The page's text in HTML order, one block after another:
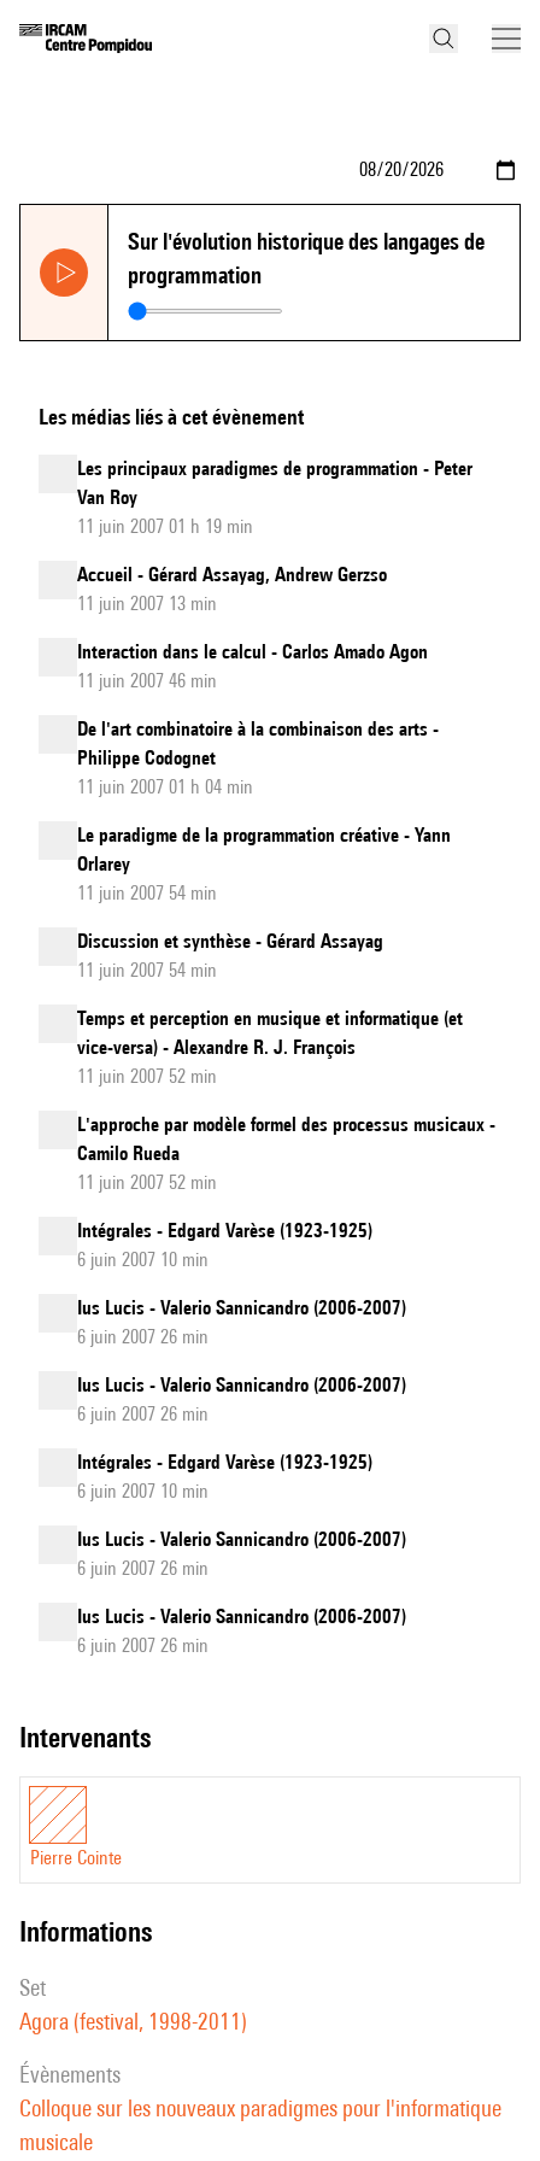
Sur l'évolution historique des langages de
programmation
Les médias liés à cet évènement
Les principaux paradigmes de programmation - Peter
Van Roy
11 juin 2007 01 h 19 min
Accueil - Gérard Assayag, Andrew Gerzso
11 juin 2007 13 min
Interaction dans le calcul - Carlos Amado Agon
11 juin 2007 46 min
De l'art combinatoire à la combinaison des arts -
Philippe Codognet
11 juin 2007 01 h 04 min
Le paradigme de la programmation créative - Yann
Orlarey
11 juin 2007 54 min
Discussion et synthèse - Gérard Assayag
11 juin 2007 54 min
Temps et perception en musique et informatique (et
vice-versa) - Alexandre R. J. François
11 juin 2007 52 min
L'approche par modèle formel des processus musicaux -
Camilo Rueda
11 juin 2007 52 min
Intégrales - Edgard Varèse (1923-1925)
6 juin 2007 10 min
Ius Lucis - Valerio Sannicandro (2006-2007)
6 juin 2007 26 min
Ius Lucis - Valerio Sannicandro (2006-2007)
6 juin 2007 26 min
Intégrales - Edgard Varèse (1923-1925)
6 juin 2007 10 min
Ius Lucis - Valerio Sannicandro (2006-2007)
6 juin 2007 26 min
Ius Lucis - Valerio Sannicandro (2006-2007)
6 juin 2007 26 min
intervenants
Pierre Cointe
informations
set
Agora (festival, 1998-2011)
évènements
Colloque sur les nouveaux paradigmes pour l'informatique
musicale